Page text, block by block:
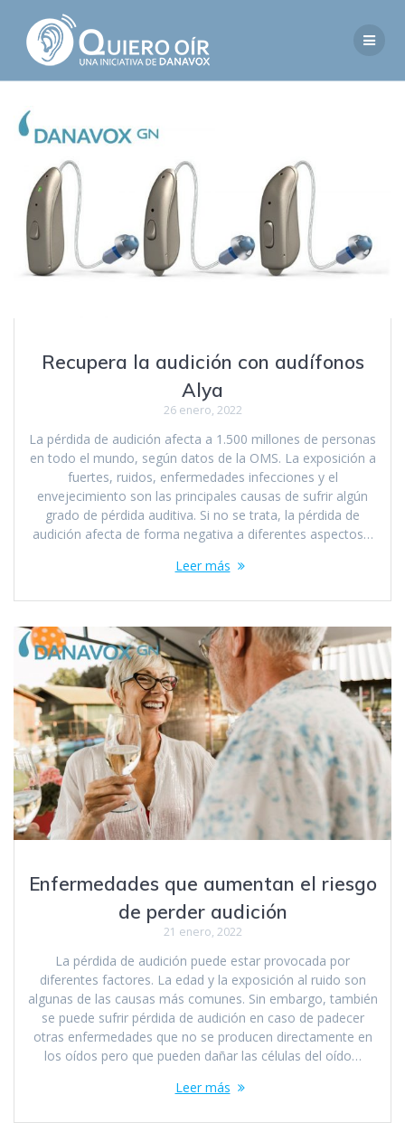
contenido
Recupera la audición con audífonos
Alya
26 enero, 2022
La pérdida de audición afecta a 1.500 millones de personas
en todo el mundo, según datos de la OMS. La exposición a
fuertes, ruidos, enfermedades infecciones y el
envejecimiento son las principales causas de sufrir algún
grado de pérdida auditiva. Si no se trata, la pérdida de
audición afecta de forma negativa a diferentes aspectos…
Leer más
Enfermedades que aumentan el riesgo
de perder audición
21 enero, 2022
La pérdida de audición puede estar provocada por
diferentes factores. La edad y la exposición al ruido son
algunas de las causas más comunes. Sin embargo, también
se puede sufrir pérdida de audición en caso de padecer
otras enfermedades que no se producen directamente en
los oídos pero que pueden dañar las células del oído…
Leer más